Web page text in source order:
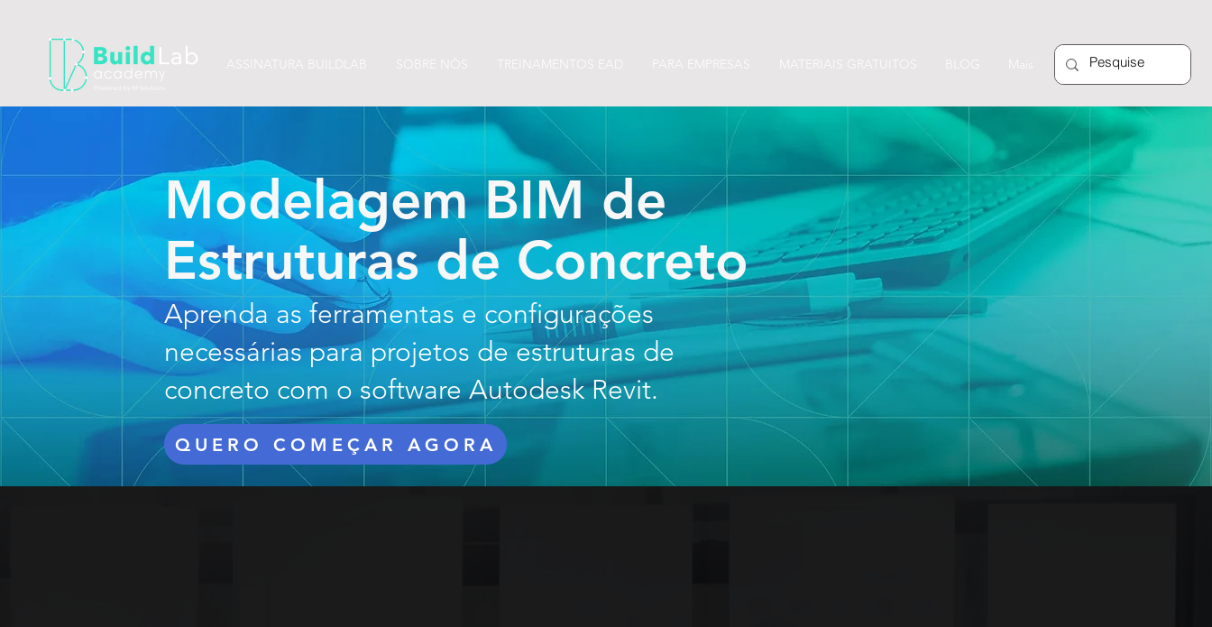
ASSINATURA BUILDLAB SOBRE NÓS TREINAMENTOS EAD PARA EMPRESAS MATERIAIS GRATUITOS Mais
Modelagem BIM de
Estruturas de Concreto
Aprenda as ferramentas e configurações
necessárias para projetos de estruturas de
concreto com o software Autodesk Revit.
QUERO COMEÇAR AGORA